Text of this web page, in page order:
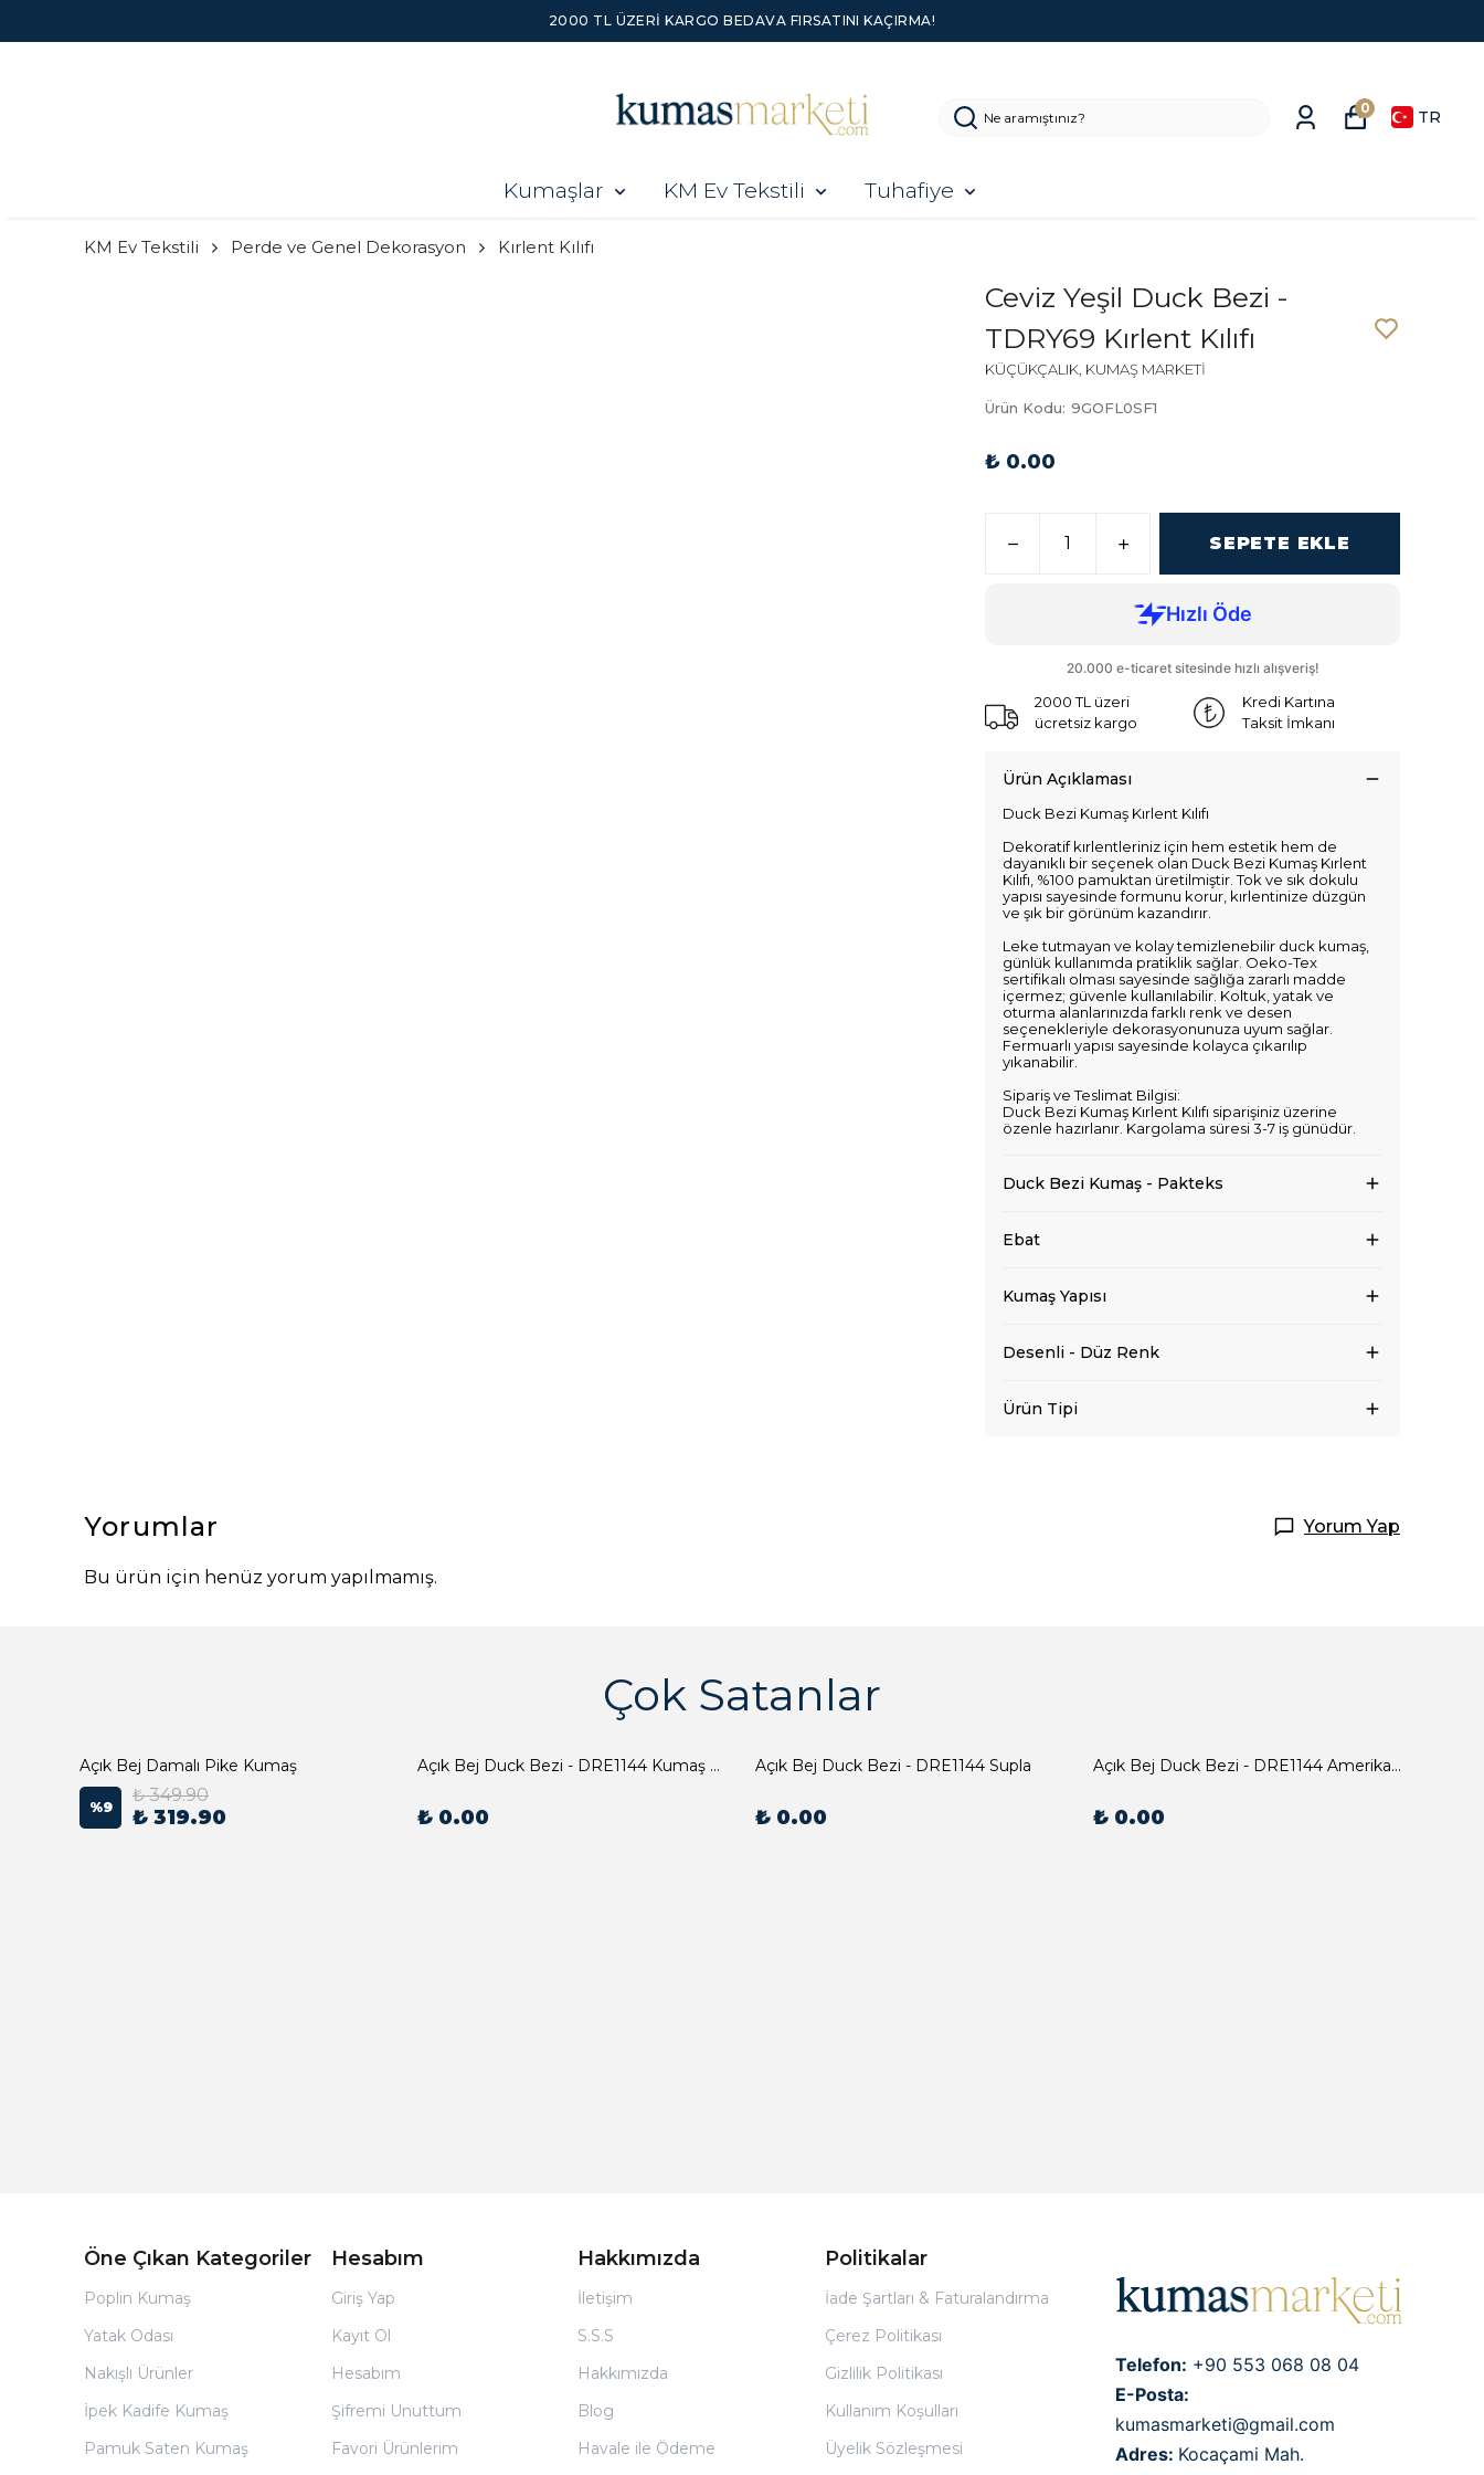
2000 TL ÜZERI KARGO BEDAVA FIRSATINI KAÇIRMA!
Kumaşlar KM Ev Tekstili Tuhafiye
0 TR
KM Ev Tekstili Perde ve Genel Dekorasyon Kırlent Kılıfı
Ceviz Yeşil Duck Bezi -
TDRY69 Kırlent Kılıfı
KÜÇÜKÇALIK, KUMAŞ MARKETİ
Ürün Kodu: 9GOFL0SF1
₺ 0.00
SEPETE EKLE
2000 TL üzeri
ücretsiz kargo
Kredi Kartına
Taksit İmkanı
Ürün Açıklaması
Duck Bezi Kumaş Kırlent Kılıfı
Dekoratif kırlentleriniz için hem estetik hem de
dayanıklı bir seçenek olan Duck Bezi Kumaş Kırlent
Kılıfı, %100 pamuktan üretilmiştir. Tok ve sık dokulu
yapısı sayesinde formunu korur, kırlentinize düzgün
ve şık bir görünüm kazandırır.
Leke tutmayan ve kolay temizlenebilir duck kumaş,
günlük kullanımda pratiklik sağlar. Oeko-Tex
sertifikalı olması sayesinde sağlığa zararlı madde
içermez; güvenle kullanılabilir. Koltuk, yatak ve
oturma alanlarınızda farklı renk ve desen
seçenekleriyle dekorasyonunuza uyum sağlar.
Fermuarlı yapısı sayesinde kolayca çıkarılıp
yıkanabilir.
Sipariş ve Teslimat Bilgisi:
Duck Bezi Kumaş Kırlent Kılıfı siparişiniz üzerine
özenle hazırlanır. Kargolama süresi 3-7 iş günüdür.
Duck Bezi Kumaş - Pakteks
Ebat
Kumaş Yapısı
Desenli - Düz Renk
Ürün Tipi
Yorumlar Yorum Yap
Bu ürün için henüz yorum yapılmamış.
Çok Satanlar
Açık Bej Damalı Pike Kumaş
%9
₺ 349.90
₺ 319.90
Açık Bej Duck Bezi - DRE1144 Kumaş Peçete
₺ 0.00
Açık Bej Duck Bezi - DRE1144 Supla
₺ 0.00
Açık Bej Duck Bezi - DRE1144 Amerikan Servis
₺ 0.00
Öne Çıkan Kategoriler
Poplin Kumaş
Yatak Odası
Nakışlı Ürünler
İpek Kadife Kumaş
Pamuk Saten Kumaş
Hesabım
Giriş Yap
Kayıt Ol
Hesabım
Şifremi Unuttum
Favori Ürünlerim
Hakkımızda
İletişim
S.S.S
Hakkımızda
Blog
Havale ile Ödeme
Politikalar
İade Şartları & Faturalandırma
Çerez Politikası
Gizlilik Politikası
Kullanım Koşulları
Üyelik Sözleşmesi
Telefon: +90 553 068 08 04
E-Posta:
kumasmarketi@gmail.com
Adres: Kocaçami Mah.